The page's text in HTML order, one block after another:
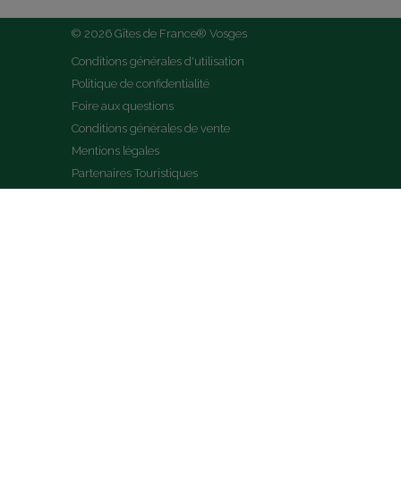
© 2026 Gîtes de France® Vosges
Conditions générales d'utilisation
Politique de confidentialité
Foire aux questions
Conditions générales de vente
Mentions légales
Partenaires Touristiques